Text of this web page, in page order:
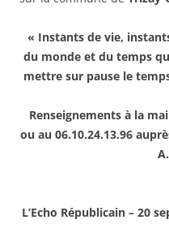
« Instants de vie,
du monde et du temps
mettre sur pause le
Renseignements à la
ou au 06.10.24.13.96
L’Echo Républicain – 20